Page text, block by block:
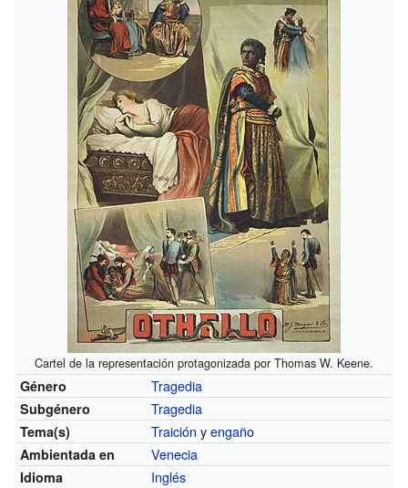
Cartel de la representación protagonizada por Thomas W. Keene.
Género Tragedia
Subgénero Tragedia
Tema(s) Traición yengaño
Ambientada en Venecia
Idioma Inglés